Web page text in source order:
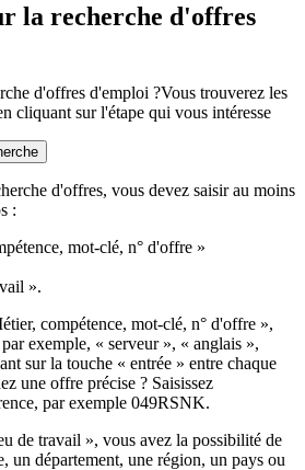
la recherche d'offres
d'offres d'emploi ?Vous trouverez les
cliquant sur l'étape qui vous intéresse
d'offres, vous devez saisir au moins
:
mot-clé, n° d'offre »
».
compétence, mot-clé, n° d'offre »,
exemple, « serveur », « anglais »,
sur la touche « entrée » entre chaque
une offre précise ? Saisissez
par exemple 049RSNK.
de travail », vous avez la possibilité de
un département, une région, un pays ou